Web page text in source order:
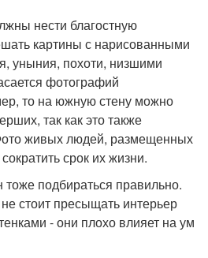
нести благостную
картины с нарисованными
уныния, похоти, низшими
фотографий
то на южную стену можно
так как это также
живых людей, размещенных
срок их жизни.
подбираться правильно.
стоит пресыщать интерьер
- они плохо влияет на ум